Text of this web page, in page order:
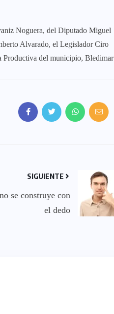
Noguera, del Diputado Miguel
Alvarado, el Legislador Ciro
Productiva del municipio, Bledimar
SIGUIENTE
se construye con
el dedo